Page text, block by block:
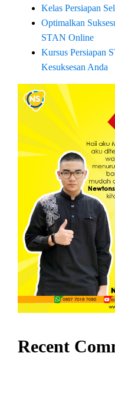
Kelas Persiapan
Optimalkan
STAN Online
Kursus Persiapan
Kesuksesan Anda
Recent